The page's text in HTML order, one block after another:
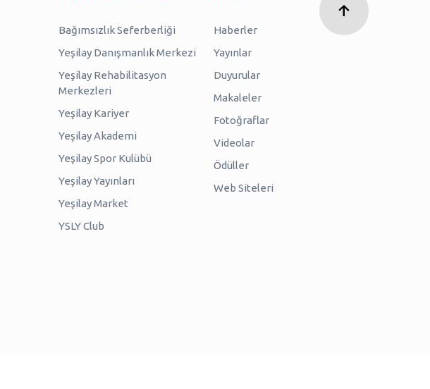
Bağımsızlık Seferberliği
Yeşilay Danışmanlık Merkezi
Yeşilay Rehabilitasyon
Merkezleri
Yeşilay Kariyer
Yeşilay Akademi
Yeşilay Spor Kulübü
Yeşilay Yayınları
Yeşilay Market
YSLY Club
Haberler
Yayınlar
Duyurular
Makaleler
Fotoğraflar
Videolar
Ödüller
Web Siteleri